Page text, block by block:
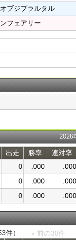
ブジブラルタル​
フェアリー​
2026
出走 勝率 連対率
0 .000 .000
0 .000 .000
0 .000 .000
件） « 前の30件